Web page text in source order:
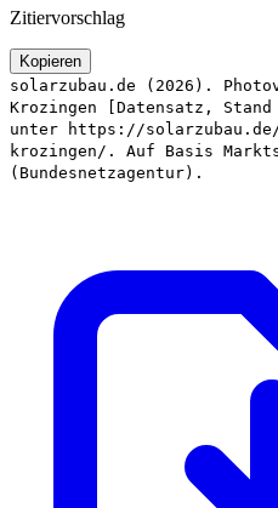
Zitiervorschlag
Kopieren
solarzubau.de (2026).
Krozingen [Datensatz,
unter https://
krozingen/. Auf Basis
(Bundesnetzagentur).